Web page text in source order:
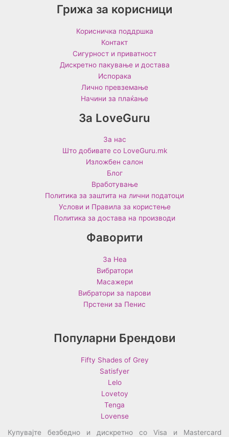
Грижа за корисници
Корисничка поддршка
Контакт
Сигурност и приватност
Дискретно пакување и достава
Испорака
Лично превземање
Начини за плаќање
За LoveGuru
За нас
Што добивате со LoveGuru.mk
Изложбен салон
Блог
Вработување
Политика за заштита на лични податоци
Услови и Правила за користење
Политика за достава на производи
Фаворити
За Неа
Вибратори
Масажери
Вибратори за парови
Прстени за Пенис
Популарни Брендови
Fifty Shades of Grey
Satisfyer
Lelo
Lovetoy
Tenga
Lovense
Купувајте безбедно и дискретно со Visa и Mastercard